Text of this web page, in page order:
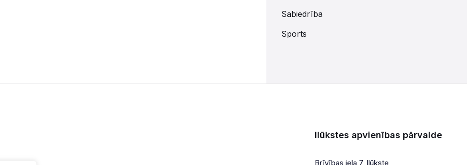
Sabiedrība
Sports
Ilūkstes apvienības pārvalde
Brīvības iela 7, Ilūkste,